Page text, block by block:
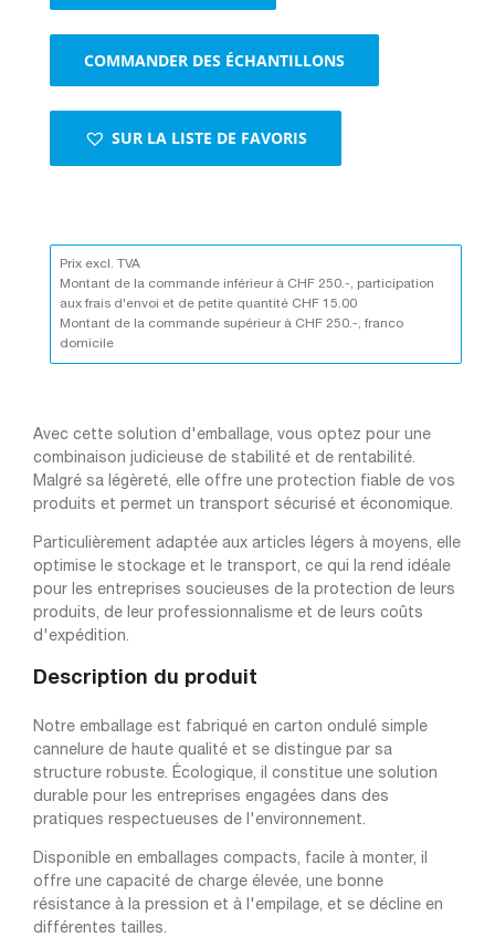
cannelures
brun
COMMANDER DES ÉCHANTILLONS
SUR LA LISTE DE FAVORIS
Prix excl. TVA
Montant de la commande inférieur à CHF 250.-, participation
aux frais d'envoi et de petite quantité CHF 15.00
Montant de la commande supérieur à CHF 250.-, franco
domicile
Avec cette solution d'emballage, vous optez pour une
combinaison judicieuse de stabilité et de rentabilité.
Malgré sa légèreté, elle offre une protection fiable de vos
produits et permet un transport sécurisé et économique.
Particulièrement adaptée aux articles légers à moyens, elle
optimise le stockage et le transport, ce qui la rend idéale
pour les entreprises soucieuses de la protection de leurs
produits, de leur professionnalisme et de leurs coûts
d'expédition.
Description du produit
Notre emballage est fabriqué en carton ondulé simple
cannelure de haute qualité et se distingue par sa
structure robuste. Écologique, il constitue une solution
durable pour les entreprises engagées dans des
pratiques respectueuses de l'environnement.
Disponible en emballages compacts, facile à monter, il
offre une capacité de charge élevée, une bonne
résistance à la pression et à l'empilage, et se décline en
différentes tailles.